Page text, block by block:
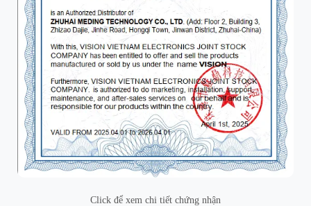
Click để xem chi tiết chứng nhận